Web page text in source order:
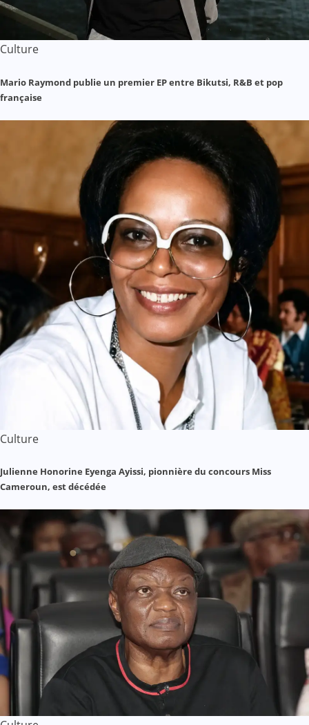
Culture
Mario Raymond publie un premier EP entre Bikutsi, R&B et pop
française
Culture
Julienne Honorine Eyenga Ayissi, pionnière du concours Miss
Cameroun, est décédée